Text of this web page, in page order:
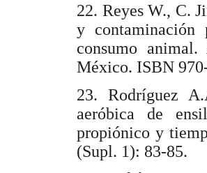
22. Reyes W., C.
y contaminación
consumo
México. ISBN
23. Rodríguez
aeróbica de
propiónico y
(Supl. 1): 83-